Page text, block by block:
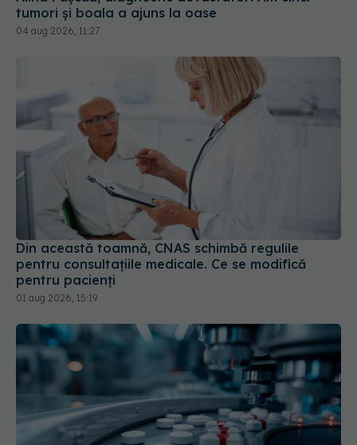
Din această toamnă, CNAS schimbă regulile
pentru consultațiile medicale. Ce se modifică
pentru pacienți
01 aug 2026, 15:19